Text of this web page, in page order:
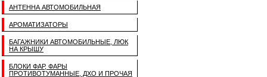
АНТЕННА АВТОМОБИЛЬНАЯ
АРОМАТИЗАТОРЫ
БАГАЖНИКИ АВТОМОБИЛЬНЫЕ, ЛЮК
НА КРЫШУ
БЛОКИ ФАР, ФАРЫ
ПРОТИВОТУМАННЫЕ, ДХО И ПРОЧАЯ